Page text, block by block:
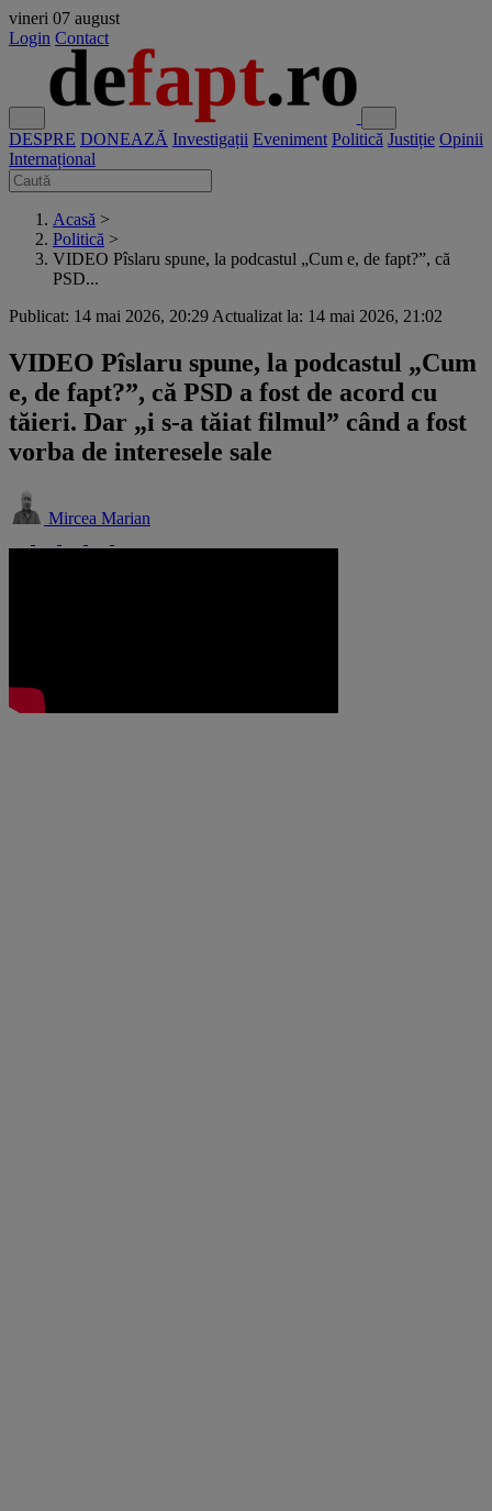
vineri 07 august
Login Contact
DESPRE DONEAZĂ Investigații Eveniment Politică Justiție Opinii
Internațional
Acasă >
Politică >
VIDEO Pîslaru spune, la podcastul „Cum e, de fapt?”, că
PSD...
Publicat: 14 mai 2026, 20:29 Actualizat la: 14 mai 2026, 21:02
VIDEO Pîslaru spune, la podcastul „Cum
e, de fapt?”, că PSD a fost de acord cu
tăieri. Dar „i s-a tăiat filmul” când a fost
vorba de interesele sale
Mircea Marian